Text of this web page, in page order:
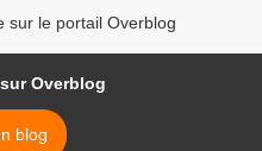
sur le portail Overblog
Overblog
blog